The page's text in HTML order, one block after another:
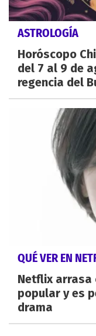
ASTROLOGÍA
Horóscopo
del 7 al 9 de
regencia del
QUÉ VER EN
Netflix arrasa
popular y es
drama